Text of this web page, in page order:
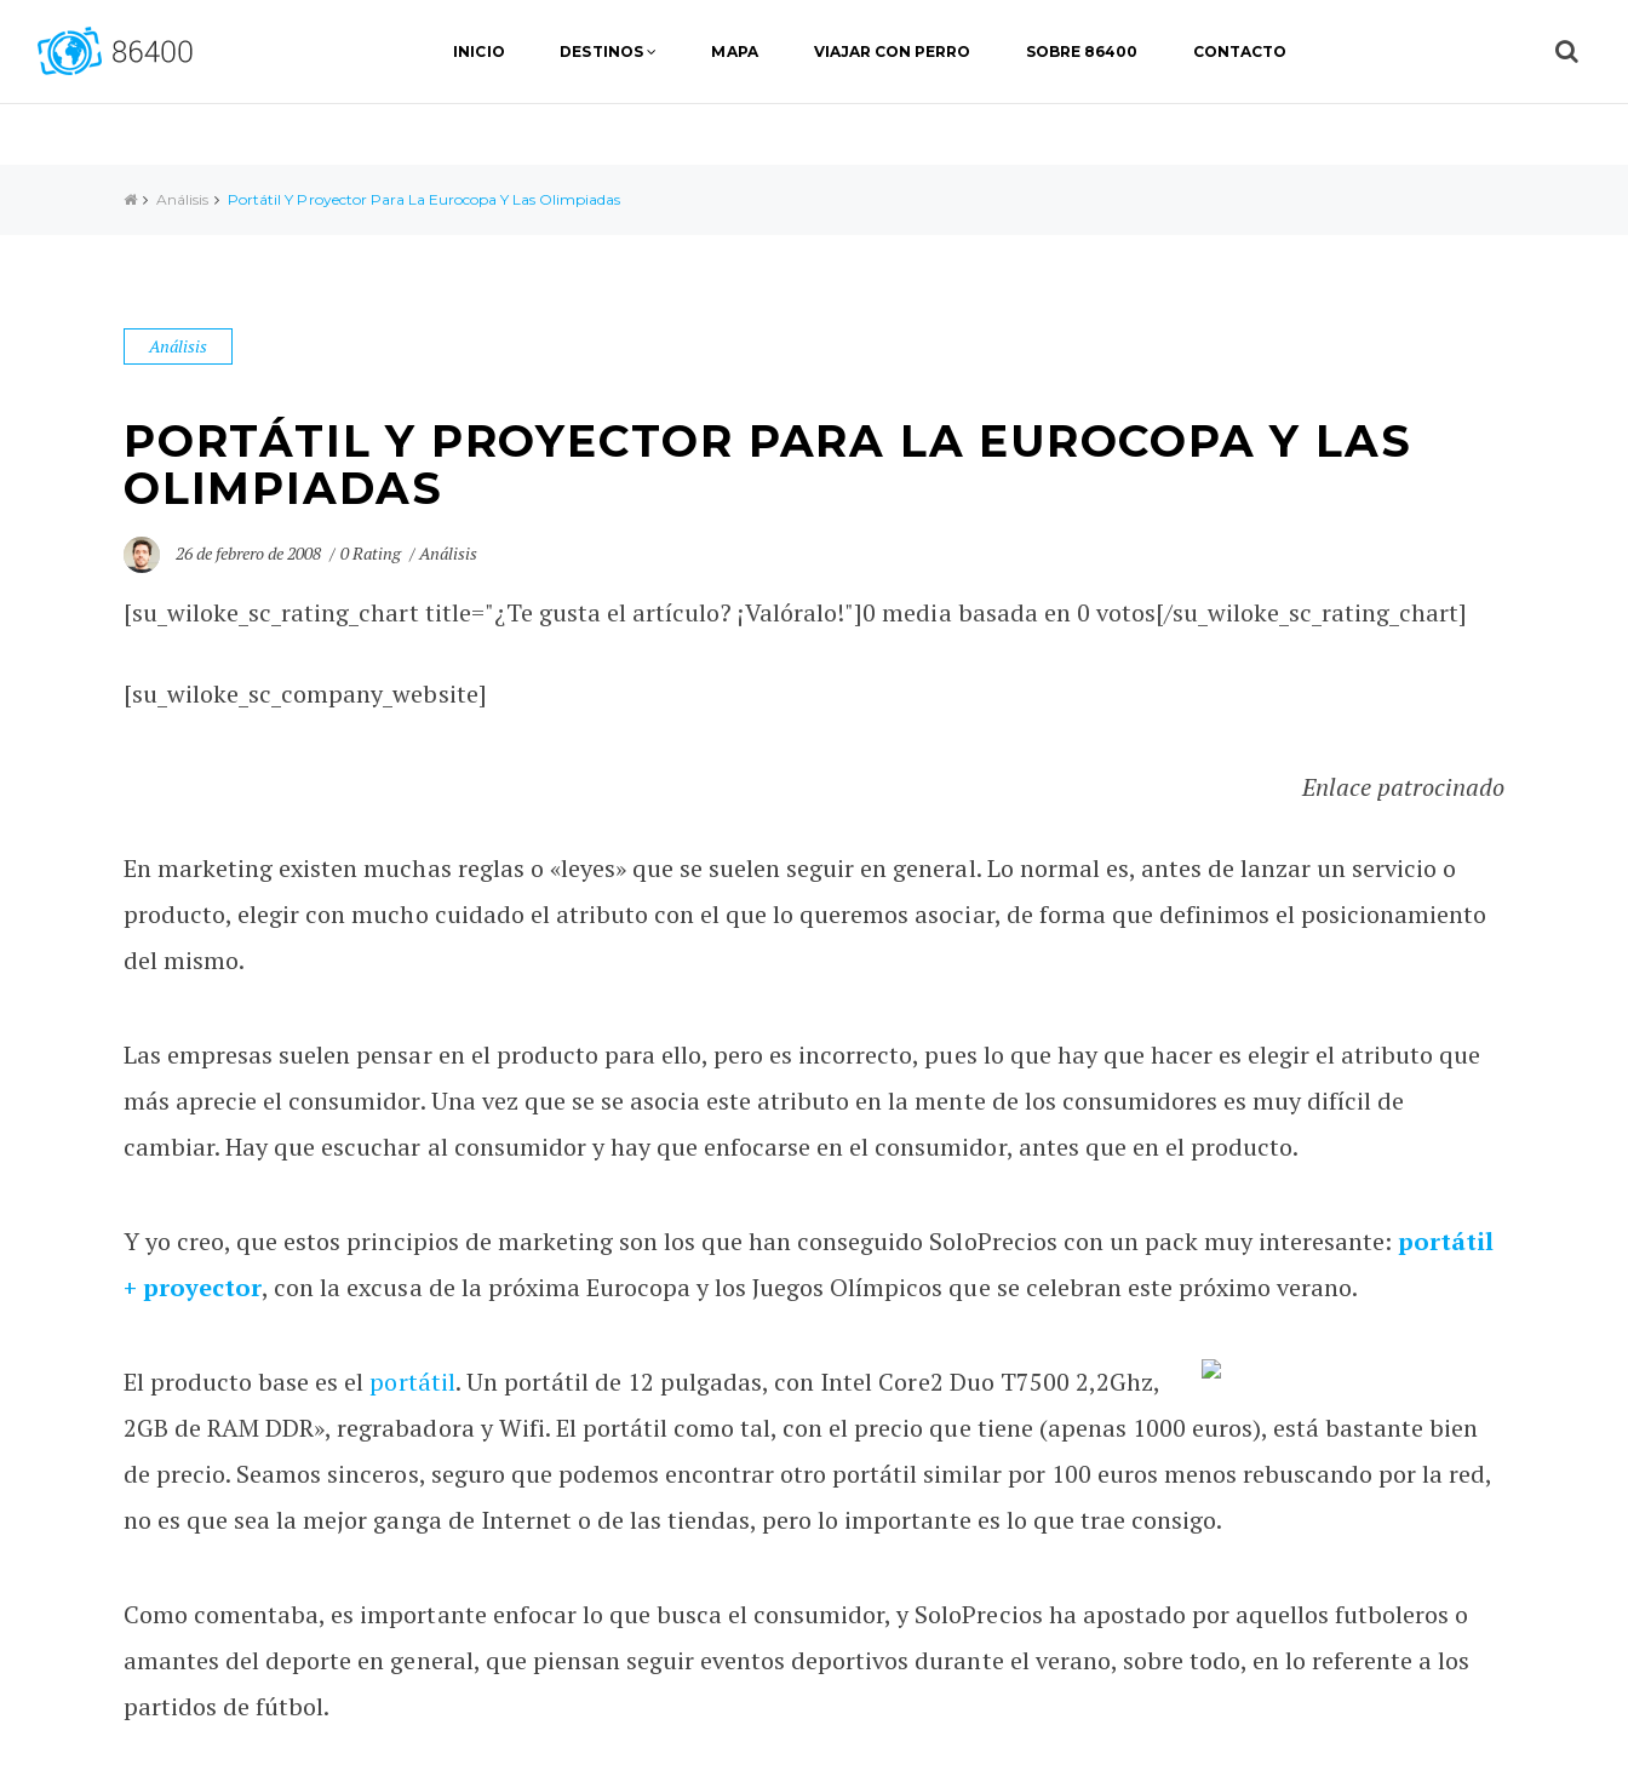
INICIO DESTINOS MAPA VIAJAR CON PERRO SOBRE 86400 CONTACTO
Análisis Portátil Y Proyector Para La Eurocopa Y Las Olimpiadas
Análisis
PORTÁTIL Y PROYECTOR PARA LA EUROCOPA Y LAS
OLIMPIADAS
26 de febrero de 2008 0 Rating Análisis
[su_wiloke_sc_rating_chart title="¿Te gusta el artículo? ¡Valóralo!"]0media basada en 0 votos[/su_wiloke_sc_rating_chart]
[su_wiloke_sc_company_website]
Enlace patrocinado
En marketing existen muchas reglas o «leyes» que se suelen seguir en general. Lo normal es, antes de lanzar un servicio o
producto, elegir con mucho cuidado el atributo con el que lo queremos asociar, de forma que definimos el posicionamiento
del mismo.
Las empresas suelen pensar en el producto para ello, pero es incorrecto, pues lo que hay que hacer es elegir el atributo que
más aprecie el consumidor. Una vez que se se asocia este atributo en la mente de los consumidores es muy difícil de
cambiar. Hay que escuchar al consumidor y hay que enfocarse en el consumidor, antes que en el producto.
Y yo creo, que estos principios de marketing son los que han conseguido SoloPrecios con un pack muy interesante:portátil
+ proyector, con la excusa de la próxima Eurocopa y los Juegos Olímpicos que se celebran este próximo verano.
El producto base es elportátil. Un portátil de 12 pulgadas, con Intel Core2 Duo T7500 2,2Ghz,
2GB de RAM DDR», regrabadora y Wifi. El portátil como tal, con el precio que tiene (apenas 1000 euros), está bastante bien
de precio. Seamos sinceros, seguro que podemos encontrar otro portátil similar por 100 euros menos rebuscando por la red,
no es que sea la mejor ganga de Internet o de las tiendas, pero lo importante es lo que trae consigo.
Como comentaba, es importante enfocar lo que busca el consumidor, y SoloPrecios ha apostado por aquellos futboleros o
amantes del deporte en general, que piensan seguir eventos deportivos durante el verano, sobre todo, en lo referente a los
partidos de fútbol.